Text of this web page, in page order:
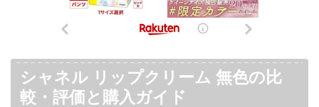
シャネル リップクリーム 無色の比
較・評価と購入ガイド